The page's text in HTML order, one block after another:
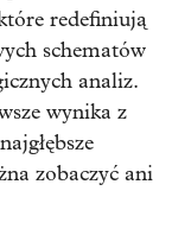
redefiniują
schematów
analiz.
wynika z
zobaczyć ani